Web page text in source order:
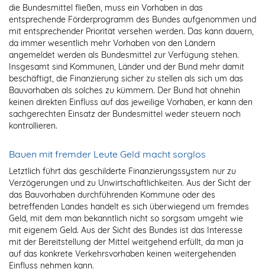
die Bundesmittel fließen, muss ein Vorhaben in das
entsprechende Förderprogramm des Bundes aufgenommen und
mit entsprechender Priorität versehen werden. Das kann dauern,
da immer wesentlich mehr Vorhaben von den Ländern
angemeldet werden als Bundesmittel zur Verfügung stehen.
Insgesamt sind Kommunen, Länder und der Bund mehr damit
beschäftigt, die Finanzierung sicher zu stellen als sich um das
Bauvorhaben als solches zu kümmern. Der Bund hat ohnehin
keinen direkten Einfluss auf das jeweilige Vorhaben, er kann den
sachgerechten Einsatz der Bundesmittel weder steuern noch
kontrollieren.
Bauen mit fremder Leute Geld macht sorglos
Letztlich führt das geschilderte Finanzierungssystem nur zu
Verzögerungen und zu Unwirtschaftlichkeiten. Aus der Sicht der
das Bauvorhaben durchführenden Kommune oder des
betreffenden Landes handelt es sich überwiegend um fremdes
Geld, mit dem man bekanntlich nicht so sorgsam umgeht wie
mit eigenem Geld. Aus der Sicht des Bundes ist das Interesse
mit der Bereitstellung der Mittel weitgehend erfüllt, da man ja
auf das konkrete Verkehrsvorhaben keinen weitergehenden
Einfluss nehmen kann.